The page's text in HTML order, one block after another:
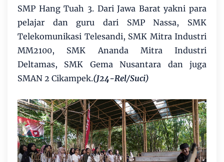
SMP Hang Tuah 3. Dari Jawa Barat yakni para
pelajar dan guru dari SMP Nassa, SMK
Telekomunikasi Telesandi, SMK Mitra Industri
MM2100, SMK Ananda Mitra Industri
Deltamas, SMK Gema Nusantara dan juga
SMAN 2 Cikampek.(J24-Rel/Suci)